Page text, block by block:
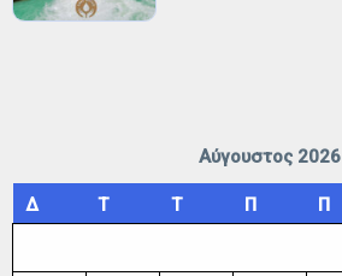
Αύγουστος 2026
Δ Τ Τ Π Π